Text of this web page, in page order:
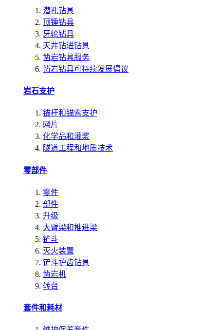
潜孔钻具
顶锤钻具
牙轮钻具
天井钻进钻具
凿岩钻具服务
凿岩钻具可持续发展倡议
岩石支护
锚杆和锚索支护
网片
化学品和灌浆
隧道工程和地质技术
零部件
零件
部件
升级
大臂梁和推进梁
铲斗
灭火装置
铲斗护齿钻具
凿岩机
转台
套件和耗材